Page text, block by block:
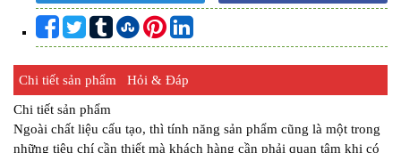
Chi tiết sản phẩm Hỏi & Đáp
Chi tiết sản phẩm
Ngoài chất liệu cấu tạo, thì tính năng sản phẩm cũng là một trong
những tiêu chí cần thiết mà khách hàng cần phải quan tâm khi có